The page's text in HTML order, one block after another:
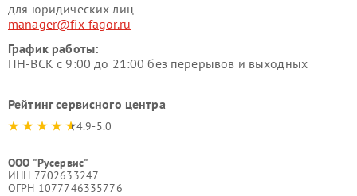
для юридических лиц
manager@fix-fagor.ru
График работы:
ПН-ВСК с 9:00 до 21:00 без перерывов и выходных
Рейтинг сервисного центра
4.9-5.0
ООО "Русервис"
ИНН 7702633247
ОГРН 1077746335776